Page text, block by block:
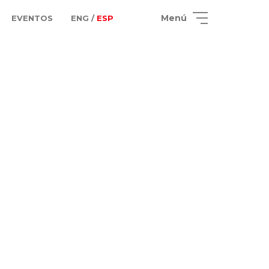
EVENTOS ENG / ESP Menú